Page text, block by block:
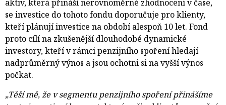
aktiv, která přináší nerovnoměrné zhodnocení v čase,
se investice do tohoto fondu doporučuje pro klienty,
kteří plánují investice na období alespoň 10 let. Fond
proto cílí na zkušenější dlouhodobé dynamické
investory, kteří v rámci penzijního spoření hledají
nadprůměrný výnos a jsou ochotni si na vyšší výnos
počkat.
„Těší mě, že v segmentu penzijního spoření přinášíme